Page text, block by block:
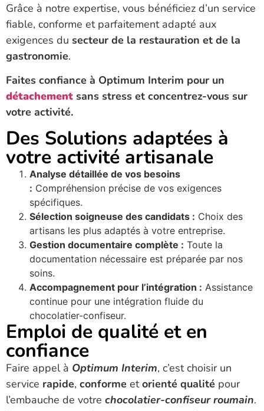
Grâce à notre expertise, vous bénéficiez d’un service
fiable, conforme et parfaitement adapté aux
exigences du secteur de la restauration et de la
gastronomie.
Faites confiance à Optimum Interim pour un
détachement sans stress et concentrez-vous sur
votre activité.
Des Solutions adaptées à
votre activité artisanale
Analyse détaillée de vos besoins
: Compréhension précise de vos exigences
spécifiques.
Sélection soigneuse des candidats : Choix des
artisans les plus adaptés à votre entreprise.
Gestion documentaire complète : Toute la
documentation nécessaire est préparée par nos
soins.
Accompagnement pour l’intégration : Assistance
continue pour une intégration fluide du
chocolatier-confiseur.
Emploi de qualité et en
confiance
Faire appel à Optimum Interim, c’est choisir un
service rapide, conforme etorienté qualité pour
l’embauche de votre chocolatier-confiseur roumain.